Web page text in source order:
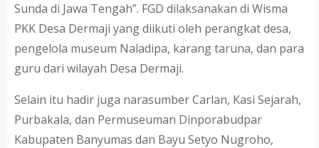
Sunda di Jawa Tengah”. FGD dilaksanakan di Wisma
PKK Desa Dermaji yang diikuti oleh perangkat desa,
pengelola museum Naladipa, karang taruna, dan para
guru dari wilayah Desa Dermaji.
Selain itu hadir juga narasumber Carlan, Kasi Sejarah,
Purbakala, dan Permuseuman Dinporabudpar
Kabupaten Banyumas dan Bayu Setyo Nugroho,